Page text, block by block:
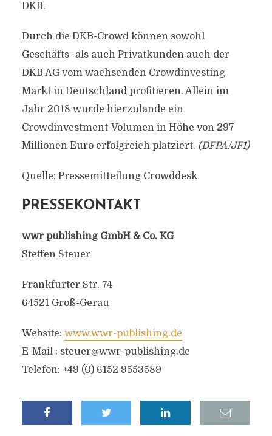
DKB.
Durch die DKB-Crowd können sowohl
Geschäfts- als auch Privatkunden auch der
DKB AG vom wachsenden Crowdinvesting-
Markt in Deutschland profitieren. Allein im
Jahr 2018 wurde hierzulande ein
Crowdinvestment-Volumen in Höhe von 297
Millionen Euro erfolgreich platziert. (DFPA/JF1)
Quelle: Pressemitteilung Crowddesk
PRESSEKONTAKT
wwr publishing GmbH & Co. KG
Steffen Steuer
Frankfurter Str. 74
64521 Groß-Gerau
Website: www.wwr-publishing.de
E-Mail : steuer@wwr-publishing.de
Telefon: +49 (0) 6152 9553589